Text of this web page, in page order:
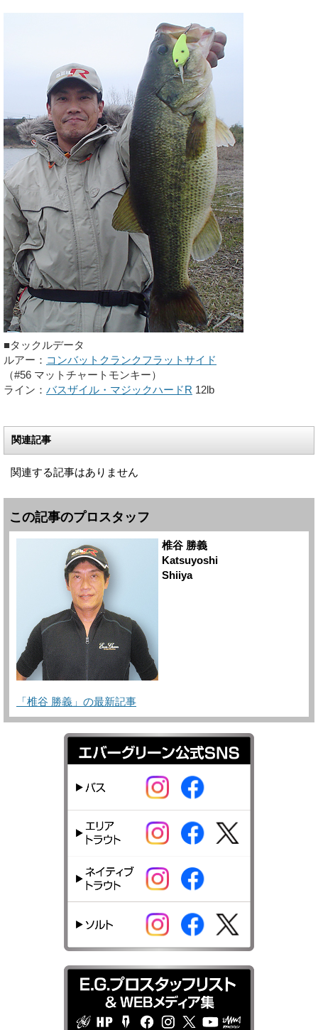
■タックルデータ
ルアー： コンバットクランクフラットサイド
（#56 マットチャートモンキー）
ライン： バスザイル・マジックハードR 12lb
関連記事
関連する記事はありません
この記事のプロスタッフ
椎谷 勝義
Katsuyoshi
Shiiya
「椎谷 勝義」の最新記事